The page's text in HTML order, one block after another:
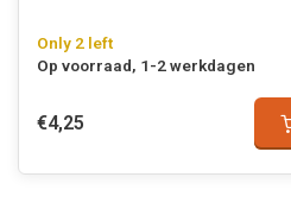
Only 2 left
Op voorraad, 1-2 werkdagen
€4,25